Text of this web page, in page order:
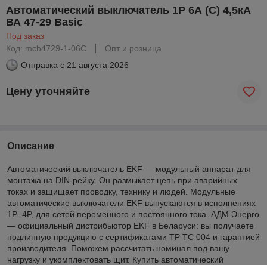
Автоматический выключатель 1P 6А (C) 4,5кА
ВА 47-29 Basic
Под заказ
Код: mcb4729-1-06C
Опт и розница
Отправка с 21 августа 2026
Цену уточняйте
Описание
Автоматический выключатель EKF — модульный аппарат для
монтажа на DIN-рейку. Он размыкает цепь при аварийных
токах и защищает проводку, технику и людей. Модульные
автоматические выключатели EKF выпускаются в исполнениях
1P–4P, для сетей переменного и постоянного тока. АДМ Энерго
— официальный дистрибьютор EKF в Беларуси: вы получаете
подлинную продукцию с сертификатами ТР ТС 004 и гарантией
производителя. Поможем рассчитать номинал под вашу
нагрузку и укомплектовать щит. Купить автоматический